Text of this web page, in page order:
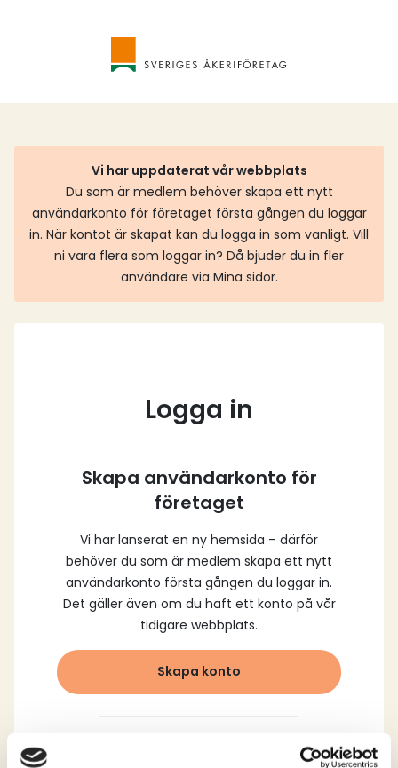
Vi har uppdaterat vår webbplats
Du som är medlem behöver skapa ett nytt
användarkonto för företaget första gången du loggar
in. När kontot är skapat kan du logga in som vanligt. Vill
ni vara flera som loggar in? Då bjuder du in fler
användare via Mina sidor.
Logga in
Skapa användarkonto för
företaget
Vi har lanserat en ny hemsida – därför
behöver du som är medlem skapa ett nytt
användarkonto första gången du loggar in.
Det gäller även om du haft ett konto på vår
tidigare webbplats.
Skapa konto